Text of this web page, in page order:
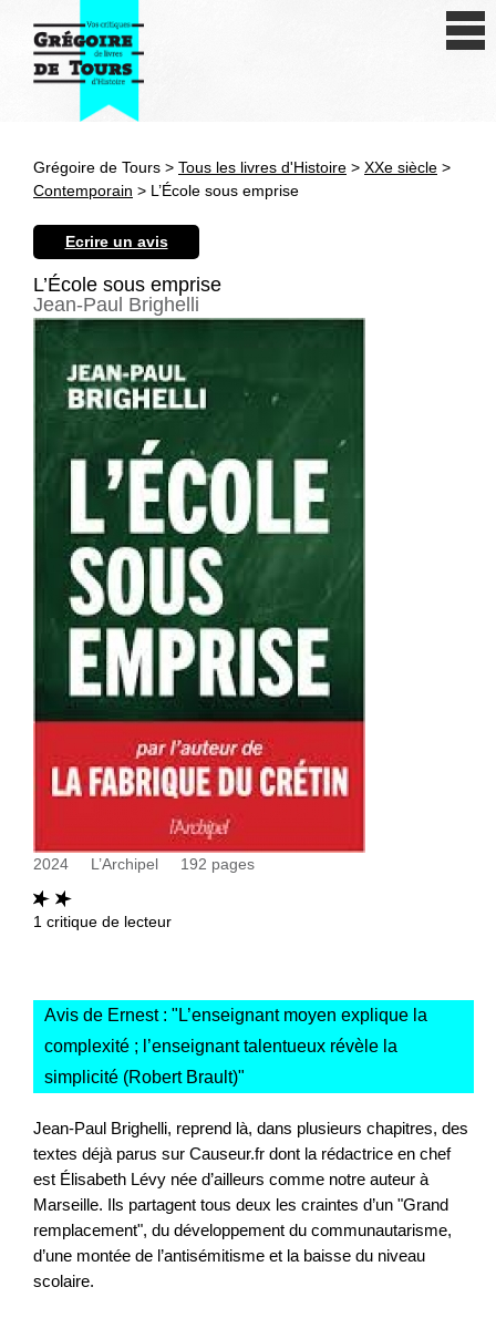
Antiquité
Epoque moderne
Révolution et XIXe siècle
XXe siècle
Thématiques
Grégoire de Tours > Tous les livres d'Histoire > XXe siècle >
Contemporain > L’École sous emprise
Ecrire un avis
L’École sous emprise
Jean-Paul Brighelli
2024 L’Archipel 192 pages
1 critique de lecteur
Avis de Ernest : " L’enseignant moyen explique la
complexité ; l’enseignant talentueux révèle la
simplicité (Robert Brault)"
Jean-Paul Brighelli, reprend là, dans plusieurs chapitres, des
textes déjà parus sur Causeur.fr dont la rédactrice en chef
est Élisabeth Lévy née d’ailleurs comme notre auteur à
Marseille. Ils partagent tous deux les craintes d’un "Grand
remplacement", du développement du communautarisme,
d’une montée de l’antisémitisme et la baisse du niveau
scolaire.